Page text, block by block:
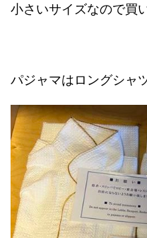
小さいサイズなので買
パジャマはロングシャ